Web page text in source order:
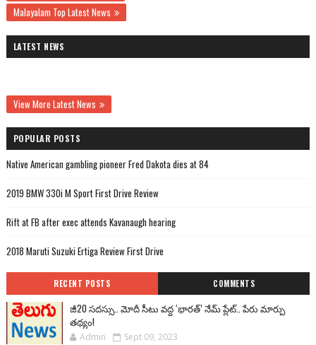
Malayalam Top Latest News
LATEST NEWS
View More Latest News
POPULAR POSTS
Native American gambling pioneer Fred Dakota dies at 84
2019 BMW 330i M Sport First Drive Review
Rift at FB after exec attends Kavanaugh hearing
2018 Maruti Suzuki Ertiga Review First Drive
RECENT POSTS COMMENTS
జీ20 సదస్సు.. మోదీ సీటు వద్ద ‘భారత్’ నేమ్ ప్లేట్‌.. పేరు మార్పు
తథ్యం!
Admin Sept 09, 2023